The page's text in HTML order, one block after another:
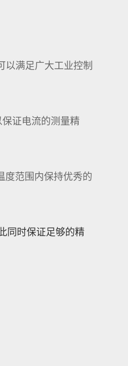
以满足广大工业控制
保证电流的测量精
度范围内保持优秀的
同时保证足够的精